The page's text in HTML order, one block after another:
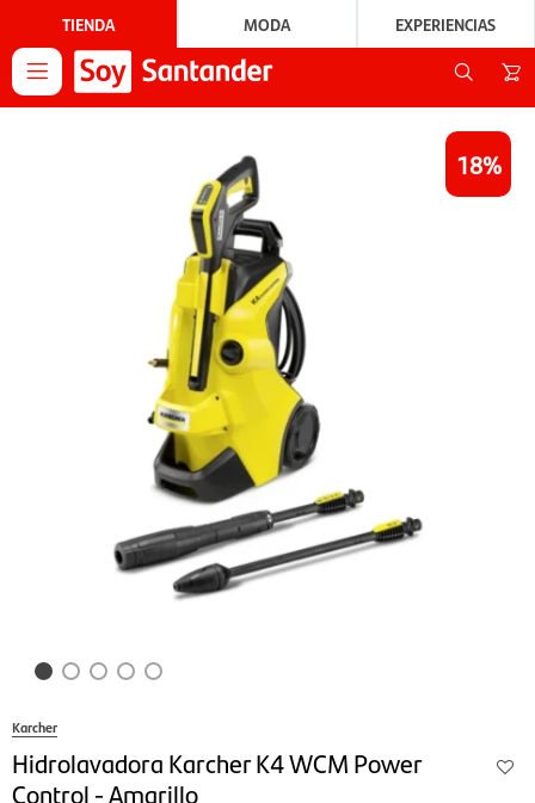
TIENDA MODA EXPERIENCIAS

18
Karcher
Hidrolavadora Karcher K4 WCM Power
Control - Amarillo